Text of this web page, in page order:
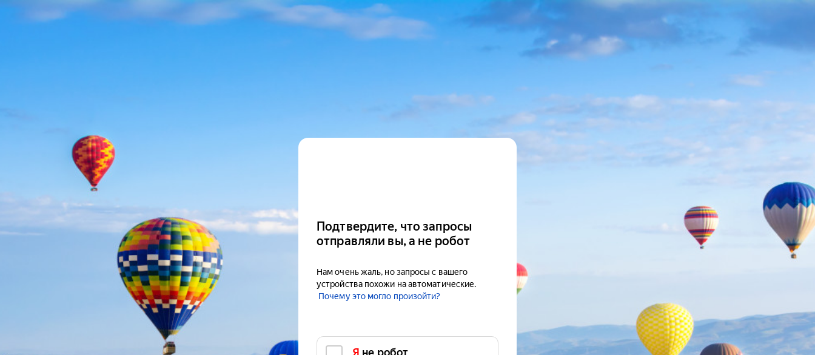
Подтвердите, что запросы
отправляли вы, а не робот
Нам очень жаль, но запросы с вашего
устройства похожи на автоматические.
Почему это могло произойти?